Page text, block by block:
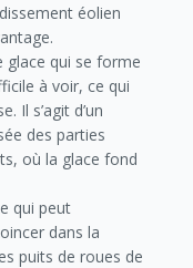
éolien
glace qui se forme
à voir, ce qui
Il s’agit d’un
des parties
où la glace fond
qui peut
dans la
puits de roues de